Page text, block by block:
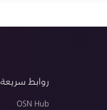
روابط سريعة
OSN Hub